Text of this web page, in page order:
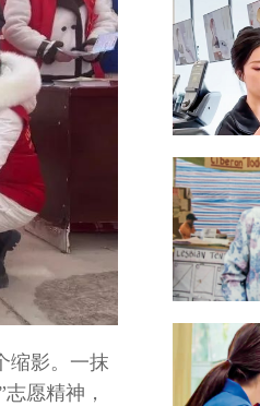
缩影。一抹
愿精神，